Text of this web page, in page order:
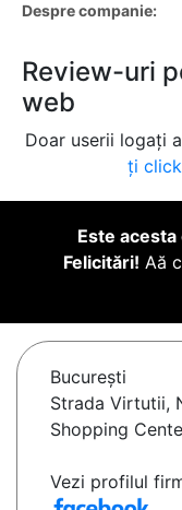
Despre companie:
Review-uri
web
Doar userii logați
ți
Este
Felicitări! Aă
Bucureşti
Strada Virtutii,
Shopping
Vezi profilul